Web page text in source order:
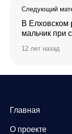
Следующий
В Елховском
мальчик при
12 лет назад
Главная
О проекте